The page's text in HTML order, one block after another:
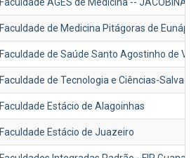
Faculdade de Medicina Pitágoras de
Faculdade de Saúde Santo Agostinho de
Faculdade de Tecnologia e Ciências-
Faculdade Estácio de Alagoinhas
Faculdade Estácio de Juazeiro